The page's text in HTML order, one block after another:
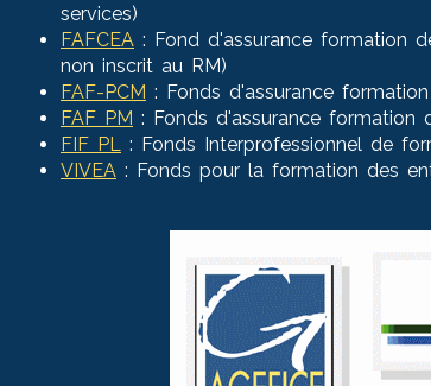
services)
FAFCEA : Fond d'assurance formation
non inscrit au RM)
FAF-PCM : Fonds d'assurance
FAF PM : Fonds d'assurance formation
FIF PL : Fonds Interprofessionnel de
VIVEA : Fonds pour la formation des